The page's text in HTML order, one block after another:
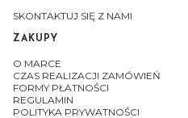
SKONTAKTUJ SIĘ Z NAMI
ZAKUPY
O MARCE
CZAS REALIZACJI ZAMÓWIEŃ
FORMY PŁATNOŚCI
REGULAMIN
POLITYKA PRYWATNOŚCI